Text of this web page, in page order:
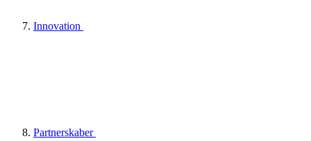
Innovation
Partnerskaber